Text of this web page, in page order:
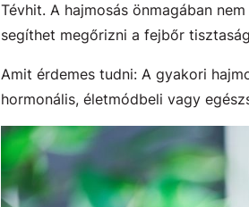
Tévhit. A hajmosás önmagában
segíthet megőrizni a fejbőr
Amit érdemes tudni: A gyakori
hormonális, életmódbeli vagy